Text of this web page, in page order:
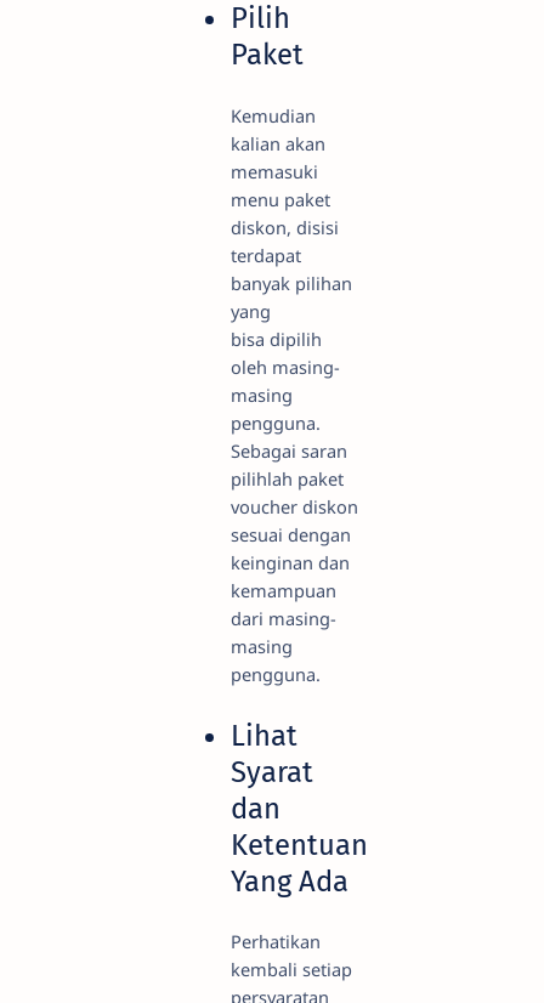
Pilih
Paket
Kemudian
kalian akan
memasuki
menu paket
diskon, disisi
terdapat
banyak pilihan
yang
bisa dipilih
oleh masing-
masing
pengguna.
Sebagai saran
pilihlah paket
voucher diskon
sesuai dengan
keinginan dan
kemampuan
dari masing-
masing
pengguna.
Lihat
Syarat
dan
Ketentuan
Yang Ada
Perhatikan
kembali setiap
persyaratan